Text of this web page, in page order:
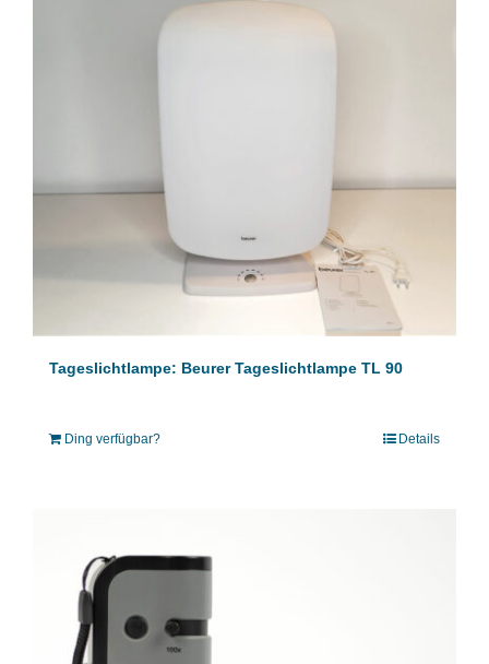
Tageslichtlampe: Beurer Tageslichtlampe TL 90
Ding verfügbar? Details